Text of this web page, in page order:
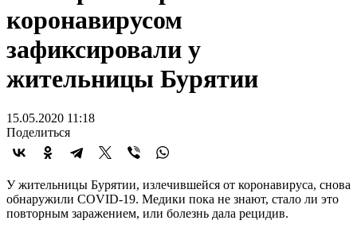
коронавирусом
зафиксировали у
жительницы Бурятии
15.05.2020 11:18
Поделиться
У жительницы Бурятии, излечившейся от коронавируса, снова
обнаружили COVID-19. Медики пока не знают, стало ли это
повторным заражением, или болезнь дала рецидив.